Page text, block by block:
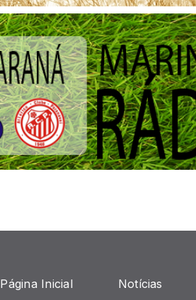
Página Inicial Notícias